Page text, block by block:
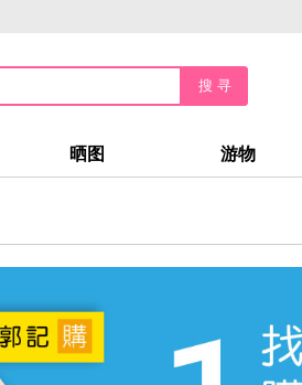
搜 寻
晒图 游物